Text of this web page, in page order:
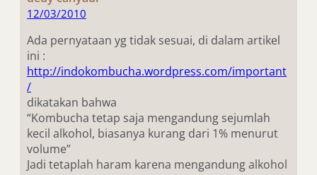
12/03/2010
Ada pernyataan yg tidak sesuai, di dalam artikel
ini :
http://indokombucha.wordpress.com/important
/
dikatakan bahwa
“Kombucha tetap saja mengandung sejumlah
kecil alkohol, biasanya kurang dari 1% menurut
volume”
Jadi tetaplah haram karena mengandung alkohol